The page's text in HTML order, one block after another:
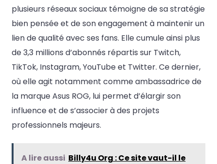
plusieurs réseaux sociaux témoigne de sa stratégie
bien pensée et de son engagement à maintenir un
lien de qualité avec ses fans. Elle cumule ainsi plus
de 3,3 millions d’abonnés répartis sur Twitch,
TikTok, Instagram, YouTube et Twitter. Ce dernier,
où elle agit notamment comme ambassadrice de
la marque Asus ROG, lui permet d’élargir son
influence et de s’associer à des projets
professionnels majeurs.
A lire aussi Billy4u Org : Ce site vaut-il le